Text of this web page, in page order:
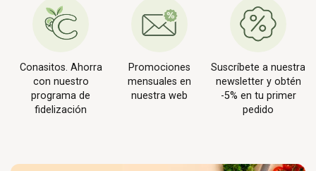
Conasitos. Ahorra
con nuestro
programa de
fidelización
Promociones
mensuales en
nuestra web
Suscríbete a nuestra
newsletter y obtén
-5% en tu primer
pedido